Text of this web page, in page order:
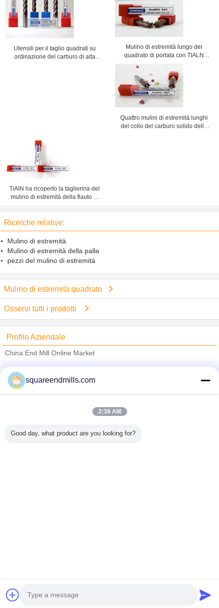
Utensili per il taglio quadrati su
ordinazione del carburo di alta
Mulino di estremità lungo del
quadrato di portata con TIALN
ricoperto, stinco lungo che
Roughing alla macinazione di
finitura
Quattro mulini di estremità lunghi
del collo del carburo solido della
TiAlN ha ricoperto la taglierina del
mulino di estremità della flauto di
Ricerche relative:
Mulino di estremità
Mulino di estremità della palla
pezzi del mulino di estremità
Mulino di estremità quadrato
Osservi tutti i prodotti
Profilo Aziendale
China End Mill Online Market
Trust Seal
Verified Suplier
Tutti i prodotti
Developed by
squareendmills.com
2:38 AM
Good day, what product are you looking for?